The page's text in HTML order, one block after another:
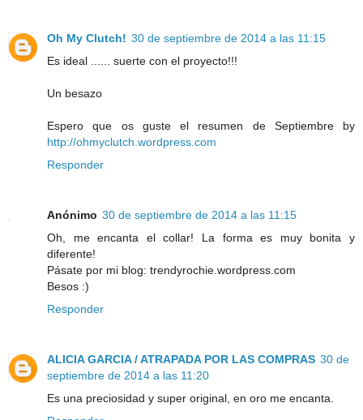
Oh My Clutch! 30 de septiembre de 2014 a las 11:15
Es ideal ...... suerte con el proyecto!!!
Un besazo
Espero que os guste el resumen de Septiembre by
http://ohmyclutch.wordpress.com
Responder
Anónimo 30 de septiembre de 2014 a las 11:15
Oh, me encanta el collar! La forma es muy bonita y
diferente!
Pásate por mi blog: trendyrochie.wordpress.com
Besos :)
Responder
ALICIA GARCIA / ATRAPADA POR LAS COMPRAS 30 de
septiembre de 2014 a las 11:20
Es una preciosidad y super original, en oro me encanta.